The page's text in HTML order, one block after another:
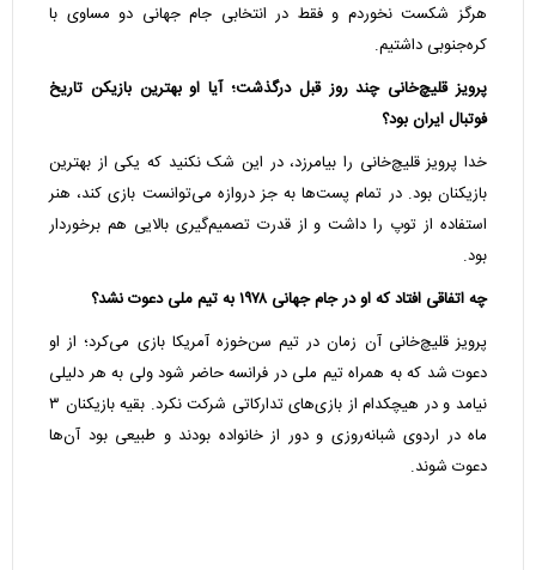
هرگز شکست نخوردم و فقط در انتخابی جام جهانی دو مساوی با
کره‌جنوبی داشتیم.
پرویز قلیچ‌خانی چند روز قبل درگذشت؛ آیا او بهترین بازیکن تاریخ
فوتبال ایران بود؟
خدا پرویز قلیچ‌خانی را بیامرزد، در این شک نکنید که یکی از بهترین
بازیکنان بود. در تمام پست‌ها به جز دروازه می‌توانست بازی کند، هنر
استفاده از توپ را داشت و از قدرت تصمیم‌گیری بالایی هم برخوردار
بود.
چه اتفاقی افتاد که او در جام جهانی ۱۹۷۸ به تیم ملی دعوت نشد؟
پرویز قلیچ‌خانی آن زمان در تیم سن‌خوزه آمریکا بازی می‌کرد؛ از او
دعوت شد که به همراه تیم ملی در فرانسه حاضر شود ولی به هر دلیلی
نیامد و در هیچکدام از بازی‌های تدارکاتی شرکت نکرد. بقیه بازیکنان ۳
ماه در اردوی شبانه‌روزی و دور از خانواده بودند و طبیعی بود آن‌ها
دعوت شوند.